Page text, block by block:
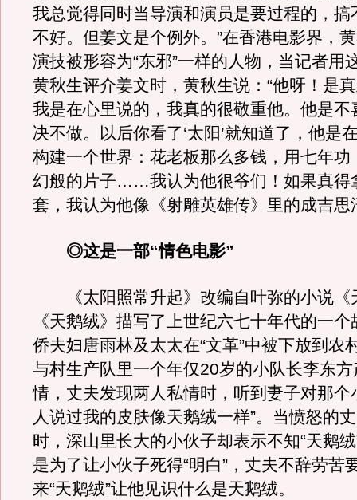
我总觉得同时当导演和演员是要过程的，搞
不好。但姜文是个例外。”在香港电影界，
演技被形容为“东邪”一样的人物，当记者用
黄秋生评介姜文时，黄秋生说：“他呀！是
我是在心里说的，我真的很敬重他。他是不
决不做。以后你看了‘太阳’就知道了，他是
构建一个世界：花老板那么多钱，用七年功
幻般的片子……我认为他很爷们！如果真得
套，我认为他像《射雕英雄传》里的成吉思
◎这是一部“情色电影”
《太阳照常升起》改编自叶弥的小说《
《天鹅绒》描写了上世纪六七十年代的一
侨夫妇唐雨林及太太在“文革”中被下放到农
与村生产队里一个年仅20岁的小队长李东
情，丈夫发现两人私情时，听到妻子对那个
人说过我的皮肤像天鹅绒一样”。当愤怒的
时，深山里长大的小伙子却表示不知“天鹅
是为了让小伙子死得“明白”，丈夫不辞劳苦
来“天鹅绒”让他见识什么是天鹅绒。